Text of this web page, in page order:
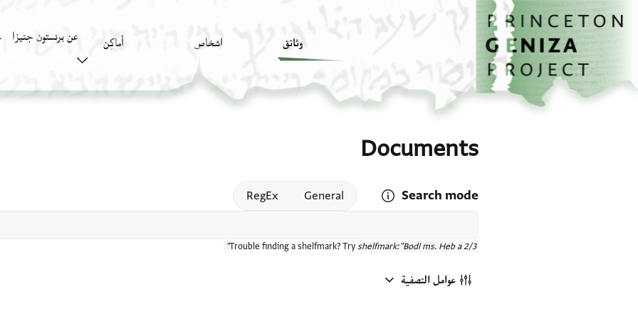
تخطي إلى المحتوى الرئيسي
الصفحة الرئيسية
وثائق اشخاص أَماكِن عن برنستون جنيزا
Documents
Search mode
Open search mode help
General
RegEx
Trouble finding a shelfmark? Try shelfmark:"Bodl ms. Heb a 2/3"
عوامل التصفية